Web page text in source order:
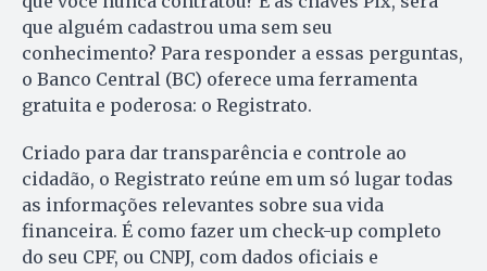
que alguém cadastrou uma sem seu
conhecimento? Para responder a essas perguntas,
o Banco Central (BC) oferece uma ferramenta
gratuita e poderosa: o Registrato.
Criado para dar transparência e controle ao
cidadão, o Registrato reúne em um só lugar todas
as informações relevantes sobre sua vida
financeira. É como fazer um check-up completo
do seu CPF, ou CNPJ, com dados oficiais e